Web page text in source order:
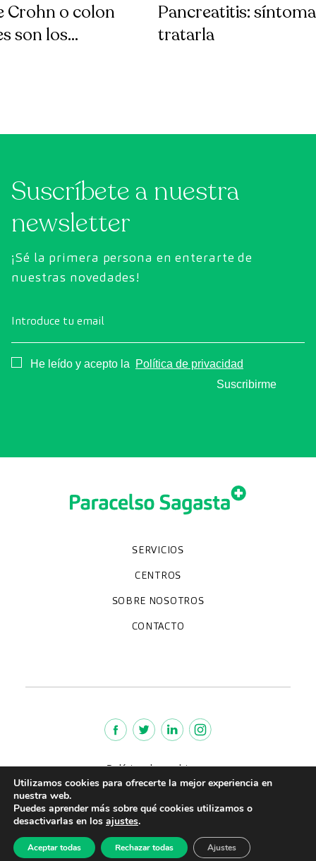
Crohn o colon
son los
Pancreatitis:
tratarla
Suscríbete a nuestra
newsletter
¡Sé la primera persona en enterarte de
nuestras novedades!
Introduce tu email
Consentimiento
He leído y acepto la
Política de privacidad
Suscribirme
SERVICIOS
Especialidades
Diagnóstico por la imagen
Chequeos y revisiones médicas
CENTROS
Policlínica Sagasta
Paracelso Diagnóstico Médico
SOBRE NOSOTROS
Quiénes somos
Trabaja con nosotros
Noticias
Preguntas frecuentes
CONTACTO
CreuBlanca © 2022 |
Política de cookies
Aviso legal
Política de Privacidad
Política de calidad
Utilizamos cookies para ofrecerte la mejor experiencia en
nuestra web.
Puedes aprender más sobre qué cookies utilizamos o
desactivarlas en los ajustes.
Aceptar todas Rechazar todas Ajustes